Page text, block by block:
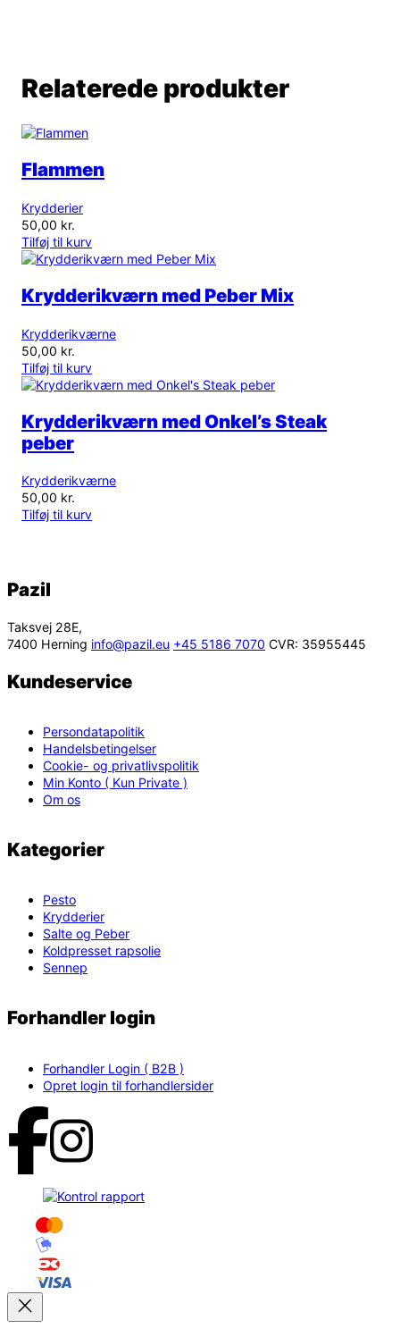
Relaterede produkter
Flammen
Krydderier
50,00 kr.
Tilføj til kurv
Krydderikværn med Peber Mix
Krydderikværne
50,00 kr.
Tilføj til kurv
Krydderikværn med Onkel’s Steak
peber
Krydderikværne
50,00 kr.
Tilføj til kurv
Pazil
Taksvej 28E,
7400 Herning info@pazil.eu +45 5186 7070 CVR: 35955445
Kundeservice
Persondatapolitik
Handelsbetingelser
Cookie- og privatlivspolitik
Min Konto ( Kun Private )
Om os
Kategorier
Pesto
Krydderier
Salte og Peber
Koldpresset rapsolie
Sennep
Forhandler login
Forhandler Login ( B2B )
Opret login til forhandlersider